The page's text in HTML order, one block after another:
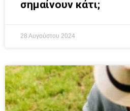
σημαίνουν κάτι;
28 Αυγούστου 2024